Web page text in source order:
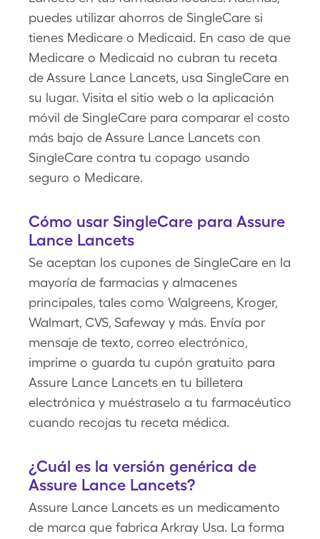
puedes utilizar ahorros de SingleCare si
tienes Medicare o Medicaid. En caso de que
Medicare o Medicaid no cubran tu receta
de Assure Lance Lancets, usa SingleCare en
su lugar. Visita el sitio web o la aplicación
móvil de SingleCare para comparar el costo
más bajo de Assure Lance Lancets con
SingleCare contra tu copago usando
seguro o Medicare.
Cómo usar SingleCare para Assure
Lance Lancets
Se aceptan los cupones de SingleCare en la
mayoría de farmacias y almacenes
principales, tales como Walgreens, Kroger,
Walmart, CVS, Safeway y más. Envía por
mensaje de texto, correo electrónico,
imprime o guarda tu cupón gratuito para
Assure Lance Lancets en tu billetera
electrónica y muéstraselo a tu farmacéutico
cuando recojas tu receta médica.
¿Cuál es la versión genérica de
Assure Lance Lancets?
Assure Lance Lancets es un medicamento
de marca que fabrica Arkray Usa. La forma